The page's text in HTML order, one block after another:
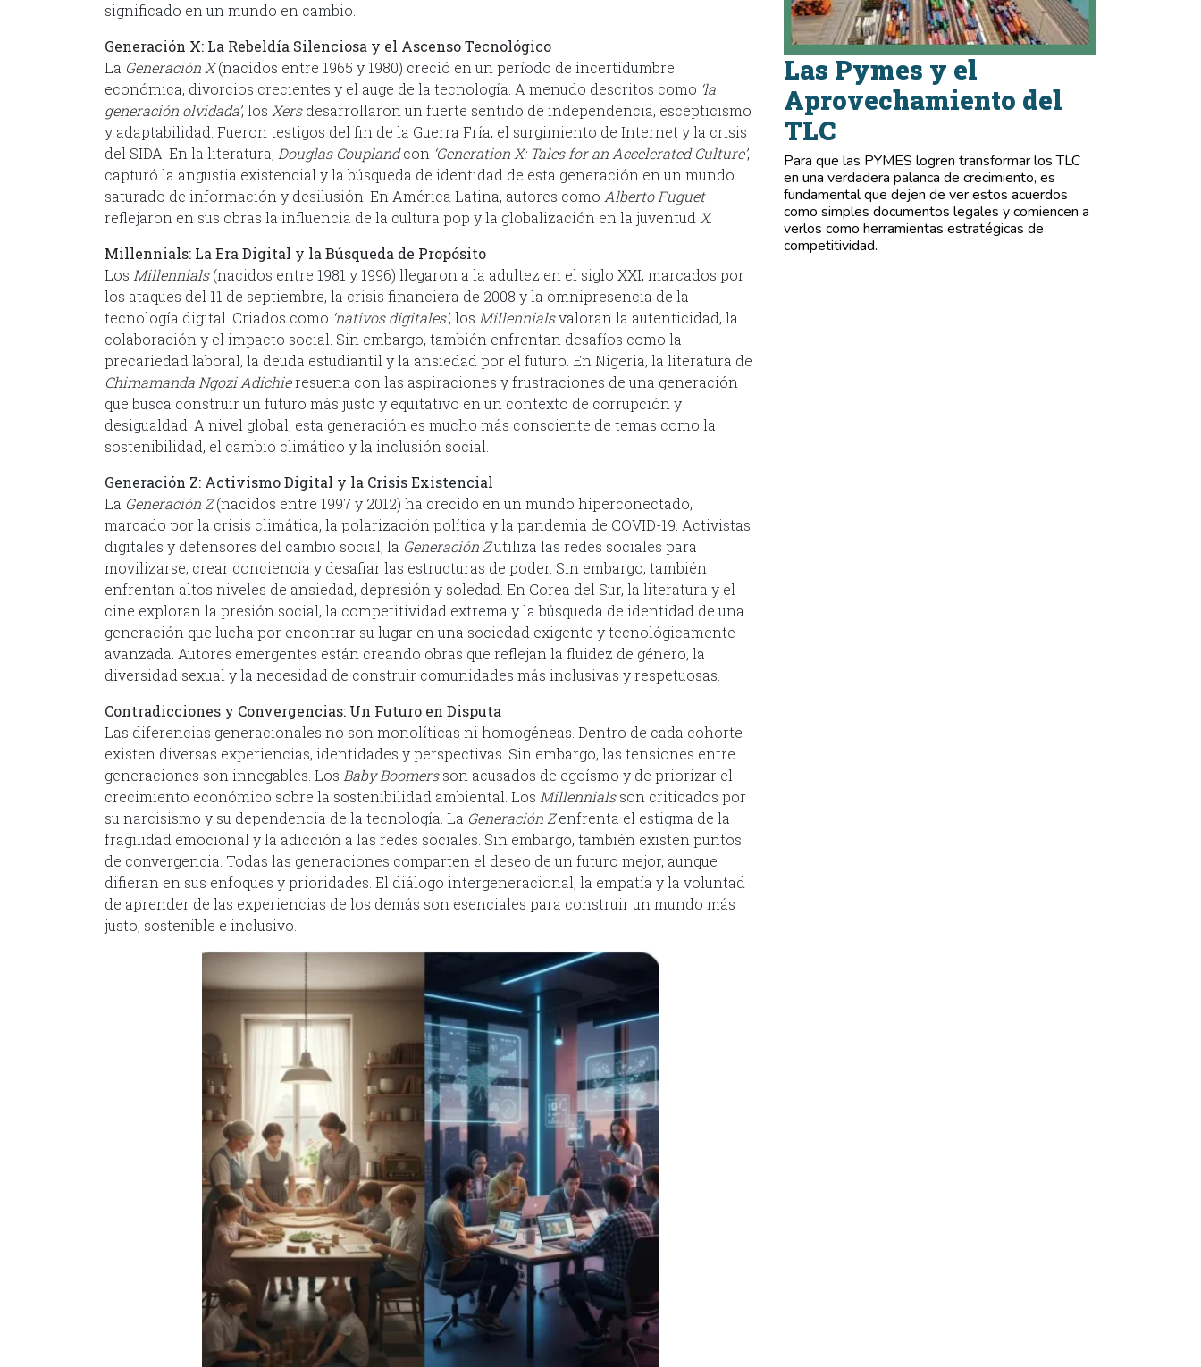
significado en un mundo en cambio.
Generación X: La Rebeldía Silenciosa y el Ascenso Tecnológico
La Generación X(nacidos entre 1965 y 1980) creció en un período de incertidumbre
económica, divorcios crecientes y el auge de la tecnología. A menudo descritos como ‘la
generación olvidada’, los Xersdesarrollaron un fuerte sentido de independencia, escepticismo
y adaptabilidad. Fueron testigos del fin de la Guerra Fría, el surgimiento de Internet y la crisis
del SIDA. En la literatura, Douglas Couplandcon ‘Generation X: Tales for an Accelerated Culture’,
capturó la angustia existencial y la búsqueda de identidad de esta generación en un mundo
saturado de información y desilusión. En América Latina, autores como Alberto Fuguet
reflejaron en sus obras la influencia de la cultura pop y la globalización en la juventudX.
Millennials: La Era Digital y la Búsqueda de Propósito
Los Millennials(nacidos entre 1981 y 1996) llegaron a la adultez en el siglo XXI, marcados por
los ataques del 11 de septiembre, la crisis financiera de 2008 y la omnipresencia de la
tecnología digital. Criados como ‘nativos digitales’, los Millennialsvaloran la autenticidad, la
colaboración y el impacto social. Sin embargo, también enfrentan desafíos como la
precariedad laboral, la deuda estudiantil y la ansiedad por el futuro. En Nigeria, la literatura de
Chimamanda Ngozi Adichieresuena con las aspiraciones y frustraciones de una generación
que busca construir un futuro más justo y equitativo en un contexto de corrupción y
desigualdad. A nivel global, esta generación es mucho más consciente de temas como la
sostenibilidad, el cambio climático y la inclusión social.
Generación Z: Activismo Digital y la Crisis Existencial
La Generación Z(nacidos entre 1997 y 2012) ha crecido en un mundo hiperconectado,
marcado por la crisis climática, la polarización política y la pandemia de COVID-19. Activistas
digitales y defensores del cambio social, la Generación Zutiliza las redes sociales para
movilizarse, crear conciencia y desafiar las estructuras de poder. Sin embargo, también
enfrentan altos niveles de ansiedad, depresión y soledad. En Corea del Sur, la literatura y el
cine exploran la presión social, la competitividad extrema y la búsqueda de identidad de una
generación que lucha por encontrar su lugar en una sociedad exigente y tecnológicamente
avanzada. Autores emergentes están creando obras que reflejan la fluidez de género, la
diversidad sexual y la necesidad de construir comunidades más inclusivas y respetuosas.
Contradicciones y Convergencias: Un Futuro en Disputa
Las diferencias generacionales no son monolíticas ni homogéneas. Dentro de cada cohorte
existen diversas experiencias, identidades y perspectivas. Sin embargo, las tensiones entre
generaciones son innegables. Los Baby Boomersson acusados de egoísmo y de priorizar el
crecimiento económico sobre la sostenibilidad ambiental. Los Millennialsson criticados por
su narcisismo y su dependencia de la tecnología. La Generación Zenfrenta el estigma de la
fragilidad emocional y la adicción a las redes sociales. Sin embargo, también existen puntos
de convergencia. Todas las generaciones comparten el deseo de un futuro mejor, aunque
difieran en sus enfoques y prioridades. El diálogo intergeneracional, la empatía y la voluntad
de aprender de las experiencias de los demás son esenciales para construir un mundo más
justo, sostenible e inclusivo.
Las Pymes y el
Aprovechamiento del
TLC
Para que las PYMES logren transformar los TLC
en una verdadera palanca de crecimiento, es
fundamental que dejen de ver estos acuerdos
como simples documentos legales y comiencen a
verlos como herramientas estratégicas de
competitividad.